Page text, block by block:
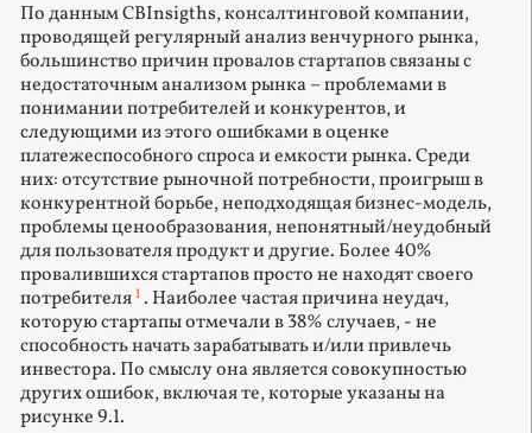
По данным CBInsigths, консалтинговой компании,
проводящей регулярный анализ венчурного рынка,
большинство причин провалов стартапов связаны с
недостаточным анализом рынка – проблемами в
понимании потребителей и конкурентов, и
следующими из этого ошибками в оценке
платежеспособного спроса и емкости рынка. Среди
них: отсутствие рыночной потребности, проигрыш в
конкурентной борьбе, неподходящая бизнес-модель,
проблемы ценообразования, непонятный/неудобный
для пользователя продукт и другие. Более 40%
провалившихся стартапов просто не находят своего
потребителя1 . Наиболее частая причина неудач,
которую стартапы отмечали в 38% случаев, - не
способность начать зарабатывать и/или привлечь
инвестора. По смыслу она является совокупностью
других ошибок, включая те, которые указаны на
рисунке 9.1.